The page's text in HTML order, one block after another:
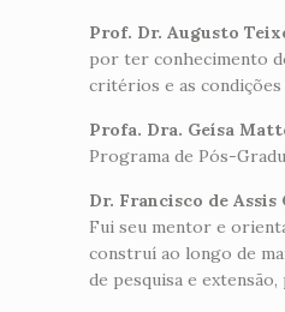
Prof. Dr. Augusto
por ter conhecimento
critérios e as condições
Profa. Dra. Geísa
Programa de Pós-
Dr. Francisco de Assis
Fui seu mentor e
construí ao longo de
de pesquisa e